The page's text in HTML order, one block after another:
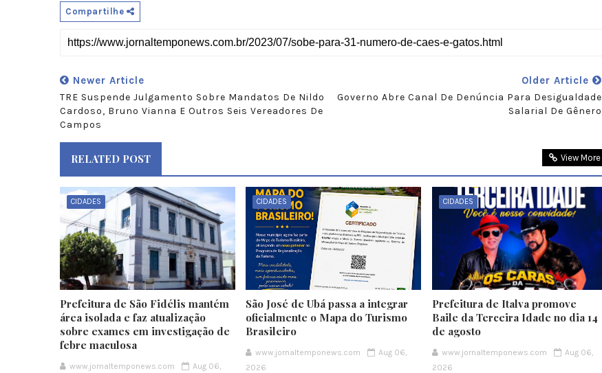
Compartilhe
Newer Article
TRE Suspende Julgamento Sobre Mandatos De Nildo
Cardoso, Bruno Vianna E Outros Seis Vereadores De
Campos
Older Article
Governo Abre Canal De Denúncia Para Desigualdade
Salarial De Gênero
RELATED POST View More
CIDADES
Prefeitura de São Fidélis mantém
área isolada e faz atualização
sobre exames em investigação de
febre maculosa
www.jornaltemponews.com
Aug 06,
CIDADES
São José de Ubá passa a integrar
oficialmente o Mapa do Turismo
Brasileiro
www.jornaltemponews.com
Aug 06,
2026
CIDADES
Prefeitura de Italva promove
Baile da Terceira Idade no dia 14
de agosto
www.jornaltemponews.com
Aug 06,
2026